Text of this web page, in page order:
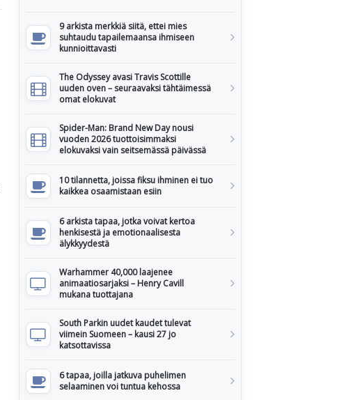
9 arkista merkkiä siitä, ettei mies
suhtaudu tapailemaansa ihmiseen
kunnioittavasti
The Odyssey avasi Travis Scottille
uuden oven – seuraavaksi tähtäimessä
omat elokuvat
Spider-Man: Brand New Day nousi
vuoden 2026 tuottoisimmaksi
elokuvaksi vain seitsemässä päivässä
10 tilannetta, joissa fiksu ihminen ei tuo
kaikkea osaamistaan esiin
6 arkista tapaa, jotka voivat kertoa
henkisestä ja emotionaalisesta
älykkyydestä
Warhammer 40,000 laajenee
animaatiosarjaksi – Henry Cavill
mukana tuottajana
South Parkin uudet kaudet tulevat
viimein Suomeen – kausi 27 jo
katsottavissa
6 tapaa, joilla jatkuva puhelimen
selaaminen voi tuntua kehossa